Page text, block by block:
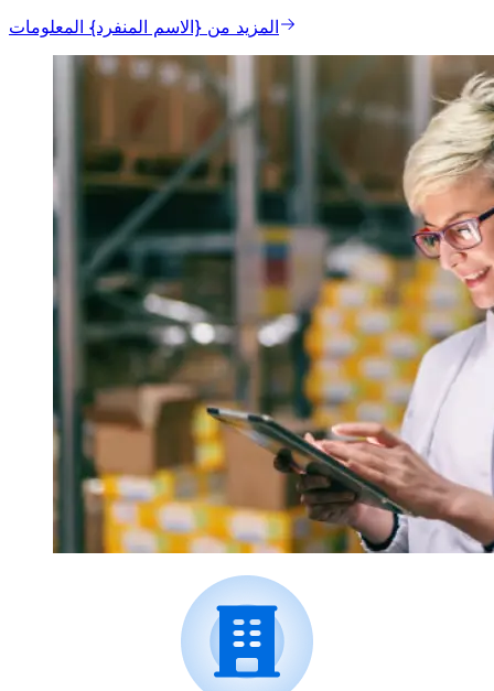
المزيد من {الاسم المنفرد} المعلومات